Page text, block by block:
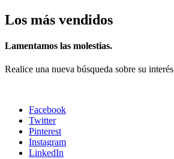
Los más vendidos
Lamentamos las molestias.
Realice una nueva búsqueda sobre su interés
Facebook
Twitter
Pinterest
Instagram
LinkedIn